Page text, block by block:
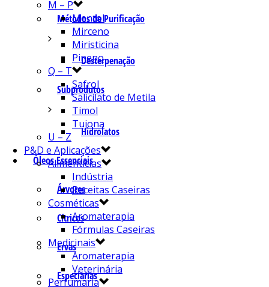
Métodos de Purificação
Desterpenação
Subprodutos
Hidrolatos
Óleos Essenciais
Árvores
Cítricos
Ervas
Especiarias
M – P
Mentol
Mirceno
Miristicina
Pineno
Q – T
Safrol
Salicilato de Metila
Timol
Tujona
U – Z
P&D e Aplicações
Alimentícias
Indústria
Receitas Caseiras
Cosméticas
Aromaterapia
Fórmulas Caseiras
Medicinais
Aromaterapia
Veterinária
Perfumaria